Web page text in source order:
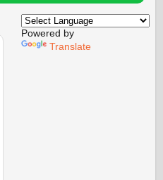
Powered by
Translate